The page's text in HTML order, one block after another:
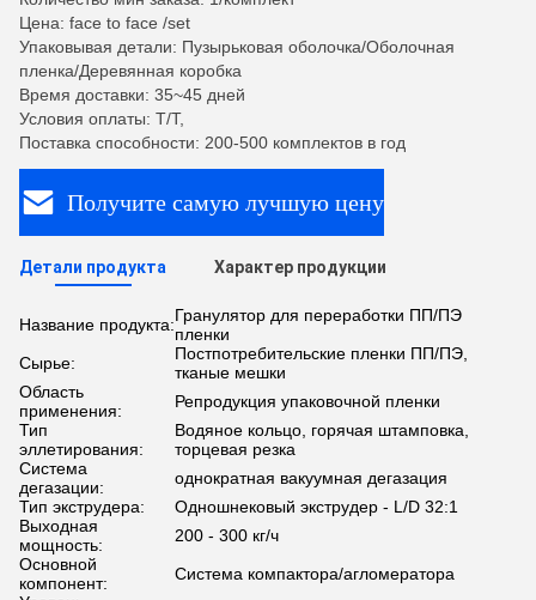
Цена: face to face /set
Упаковывая детали: Пузырьковая оболочка/Оболочная
пленка/Деревянная коробка
Время доставки: 35~45 дней
Условия оплаты: T/T,
Поставка способности: 200-500 комплектов в год
Получите самую лучшую цену
Детали продукта Характер продукции
Название продукта:Гранулятор для переработки ПП/ПЭ
пленки
Сырье:
Постпотребительские пленки ПП/ПЭ,
тканые мешки
Область
применения:
Репродукция упаковочной пленки
Тип
эллетирования:
Водяное кольцо, горячая штамповка,
торцевая резка
Система
дегазации:
однократная вакуумная дегазация
Тип экструдера:
Одношнековый экструдер - L/D 32:1
Выходная
мощность:
200 - 300 кг/ч
Основной
компонент:
Система компактора/агломератора